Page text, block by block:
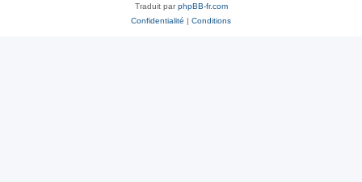
Traduit parphpBB-fr.com
Confidentialité | Conditions